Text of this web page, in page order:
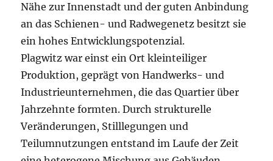
Nähe zur Innenstadt und der guten Anbindung
an das Schienen- und Radwegenetz besitzt sie
ein hohes Entwicklungspotenzial.
Plagwitz war einst ein Ort kleinteiliger
Produktion, geprägt von Handwerks- und
Industrieunternehmen, die das Quartier über
Jahrzehnte formten. Durch strukturelle
Veränderungen, Stilllegungen und
Teilumnutzungen entstand im Laufe der Zeit